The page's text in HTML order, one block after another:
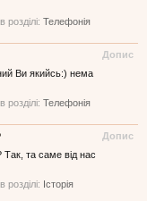
в розділі: Телефонія
Допис
Ви якийсь:) нема
в розділі: Телефонія
Допис
та саме від нас
в розділі: Історія